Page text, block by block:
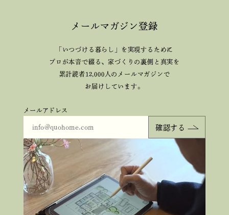
メールマガジン登録
「いつづける暮らし」を実現するために
プロが本音で綴る、家づくりの裏側と真実を
累計読者12,000人のメールマガジンで
お届けしています。
メールアドレス